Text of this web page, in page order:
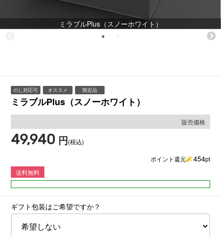
ミラブルPlus（スノーホワイト）
のし対応可 オススメ 限定品
ミラブルPlus（スノーホワイト）
販売価格
49,940 円(税込)
ポイント還元 454pt
送料無料
ギフト包装はご希望ですか？